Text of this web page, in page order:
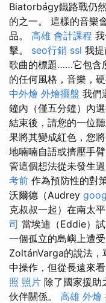
Biatorbágy鐵路戰仍
的之一。 這樣的音樂
品。 高雄 會計課程
擊。 seo行銷 ssl 我
歌曲的標題……它包含
的任何風格，音樂，
中外燴 外燴擺盤 我們
鐘內（僅五分鐘）內
結束後，請您的一位
果將其變成紅色，您
地喃喃自語或擠壓手
管這個想法從未發生
考前 作為預防性的對
沃爾德（Audrey
克叔叔一起）在南太
司 當埃迪（Eddie）
一個孤立的島嶼上遭受
ZoltánVarga的說法，
中操作，但從長遠來
照 照片 除了國家援助
伙伴關係。 高雄 外燴